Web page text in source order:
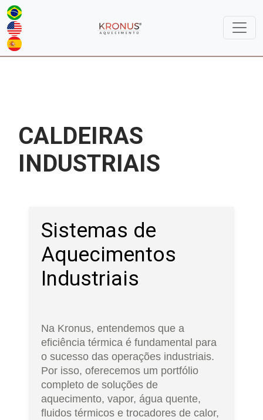
CALDEIRAS
INDUSTRIAIS
Sistemas de
Aquecimentos
Industriais
Na Kronus, entendemos que a
eficiência térmica é fundamental para
o sucesso das operações industriais.
Por isso, oferecemos um portfólio
completo de soluções de
aquecimento, vapor, água quente,
fluidos térmicos e trocadores de calor,